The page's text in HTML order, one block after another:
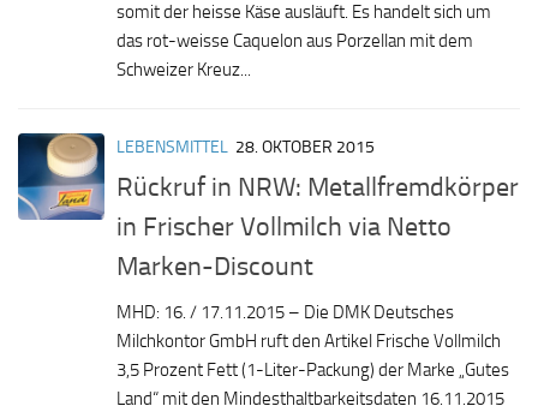
somit der heisse Käse ausläuft. Es handelt sich um
das rot-weisse Caquelon aus Porzellan mit dem
Schweizer Kreuz...
LEBENSMITTEL 28. OKTOBER 2015
Rückruf in NRW: Metallfremdkörper
in Frischer Vollmilch via Netto
Marken-Discount
MHD: 16. / 17.11.2015 – Die DMK Deutsches
Milchkontor GmbH ruft den Artikel Frische Vollmilch
3,5 Prozent Fett (1-Liter-Packung) der Marke „Gutes
Land“ mit den Mindesthaltbarkeitsdaten 16.11.2015